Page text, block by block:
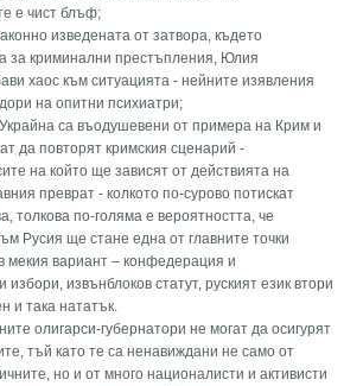
е чист блъф;
изведената от затвора, където
за криминални престъпления, Юлия
хаос към ситуацията - нейните изявления
на опитни психиатри;
са въодушевени от примера на Крим и
да повторят кримския сценарий -
на който ще зависят от действията на
преврат - колкото по-сурово потискат
толкова по-голяма е вероятността, че
Русия ще стане една от главните точки
мекия вариант – конфедерация и
избори, извънблоков статут, руският език втори
и така нататък.
олигарси-губернатори не могат да осигурят
тъй като те са ненавиждани не само от
но и от много националисти и активисти